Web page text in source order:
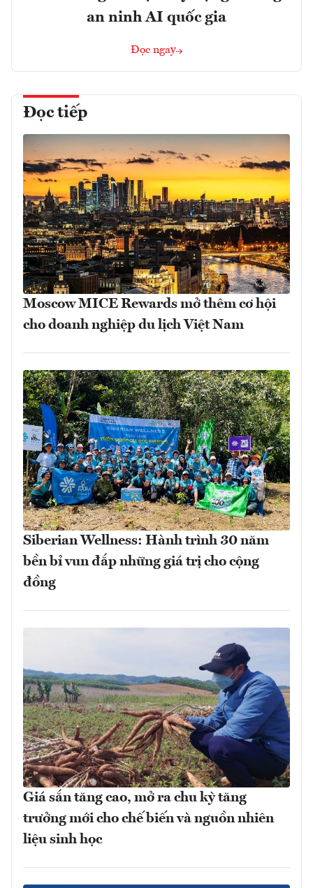
an ninh AI quốc gia
Đọc ngay
Đọc tiếp
Moscow MICE Rewards mở thêm cơ hội
cho doanh nghiệp du lịch Việt Nam
Siberian Wellness: Hành trình 30 năm
bền bỉ vun đắp những giá trị cho cộng
đồng
Giá sắn tăng cao, mở ra chu kỳ tăng
trưởng mới cho chế biến và nguồn nhiên
liệu sinh học